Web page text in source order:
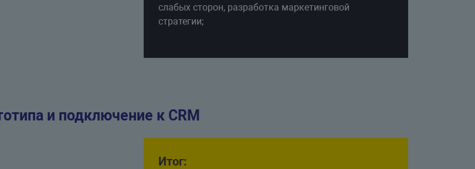
слабых сторон, разработка маркетинговой
стратегии;
и подключение к CRM
Итог: